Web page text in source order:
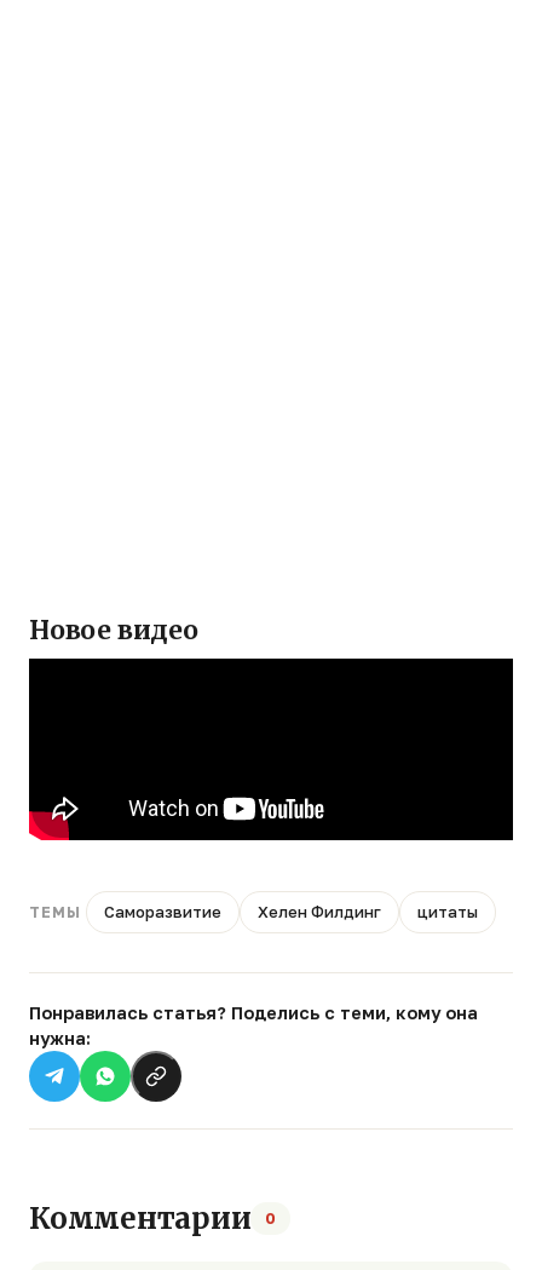
Новое видео
ТЕМЫ Саморазвитие Хелен Филдинг цитаты
Понравилась статья? Поделись с теми, кому она
нужна:
Комментарии 0